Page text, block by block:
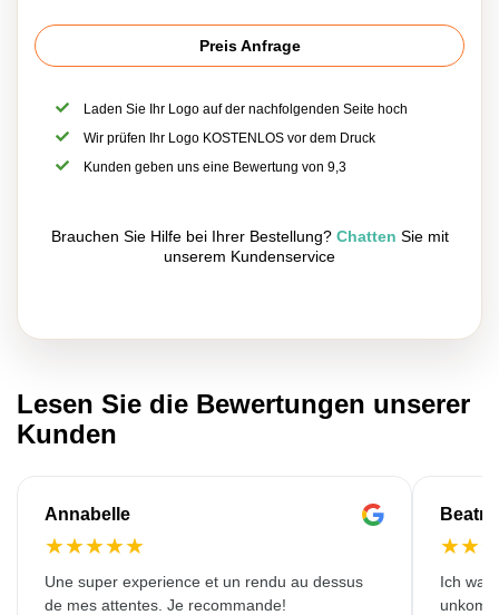
Preis Anfrage
Laden Sie Ihr Logo auf der nachfolgenden Seite hoch
Wir prüfen Ihr Logo KOSTENLOS vor dem Druck
Kunden geben uns eine Bewertung von 9,3
Brauchen Sie Hilfe bei Ihrer Bestellung? Chatten Sie mit
unserem Kundenservice
Lesen Sie die Bewertungen unserer
Kunden
Annabelle
★★★★★
Une super experience et un rendu au dessus
de mes attentes. Je recommande!
★★
Ich war